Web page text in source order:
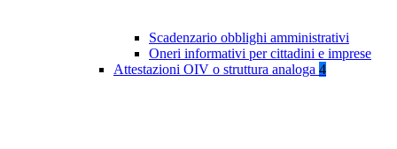
Scadenzario obblighi amministrativi
Oneri informativi per cittadini e imprese
Attestazioni OIV o struttura analoga 4